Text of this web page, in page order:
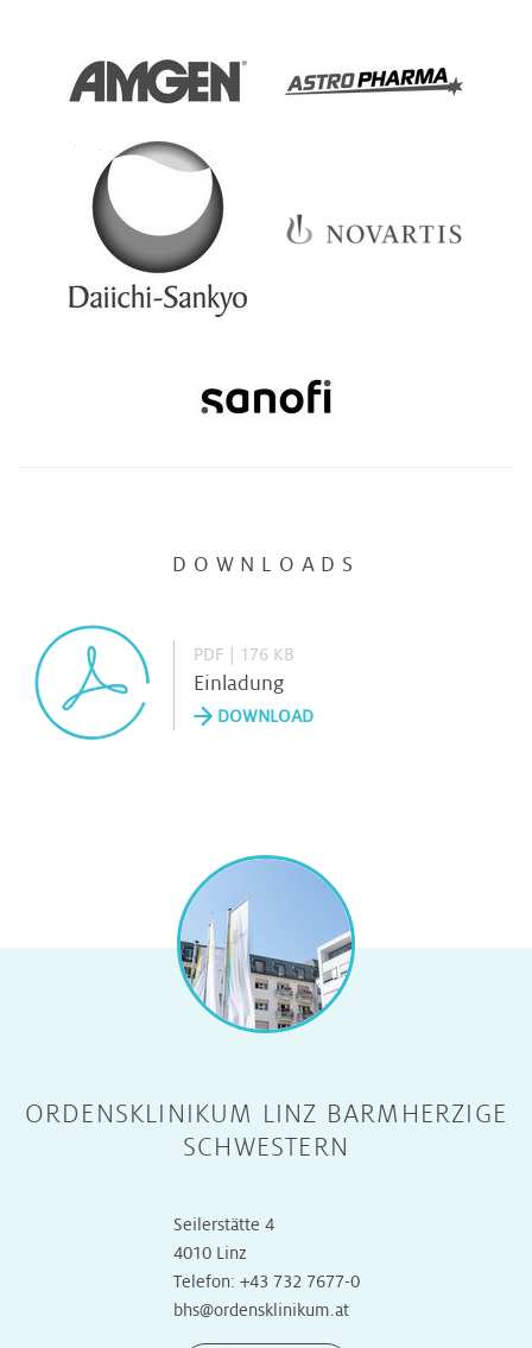
DOWNLOADS
PDF | 176 KB
Einladung
DOWNLOAD
ORDENSKLINIKUM LINZ BARMHERZIGE
SCHWESTERN
Seilerstätte 4
4010 Linz
Telefon: +43 732 7677-0
bhs@ordensklinikum.at